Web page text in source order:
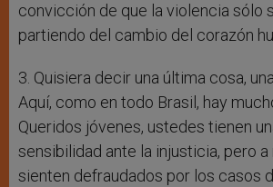
convicción de que la violencia sólo
partiendo del cambio del corazón
3. Quisiera decir una última cosa,
Aquí, como en todo Brasil, hay
Queridos jóvenes, ustedes tienen
sensibilidad ante la injusticia, pero a
sienten defraudados por los casos